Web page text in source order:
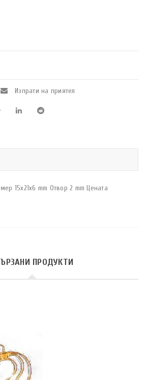
Изпрати на приятел
15x21x6 mm Отвор 2 mm Цената
ПРОДУКТИ